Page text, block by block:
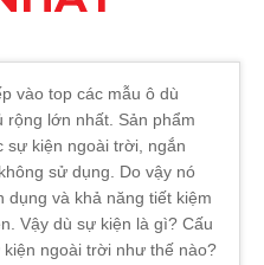
vào top các mẫu ô dù
rộng lớn nhất. Sản phẩm
sự kiện ngoài trời, ngắn
sử dụng. Do vậy nó
và khả năng tiết kiệm
Vậy dù sự kiện là gì? Cấu
ngoài trời như thế nào?